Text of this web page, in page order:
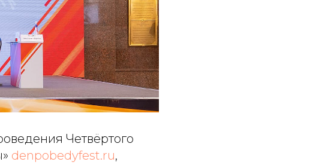
Четвёртого
denpobedyfest.ru,